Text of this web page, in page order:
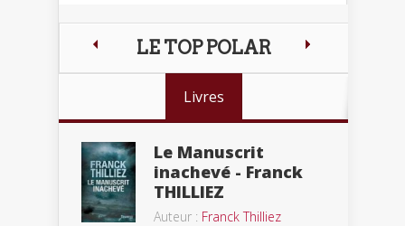
LE TOP POLAR
Livres
Le Manuscrit
inachevé - Franck
THILLIEZ
Auteur : Franck Thilliez